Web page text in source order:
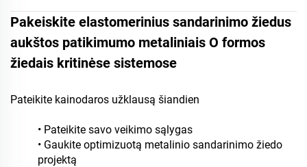
Pakeiskite elastomerinius sandarinimo žiedus
aukštos patikimumo metaliniais O formos
žiedais kritinėse sistemose
Pateikite kainodaros užklausą šiandien
• Pateikite savo veikimo sąlygas
• Gaukite optimizuotą metalinio sandarinimo žiedo
projektą